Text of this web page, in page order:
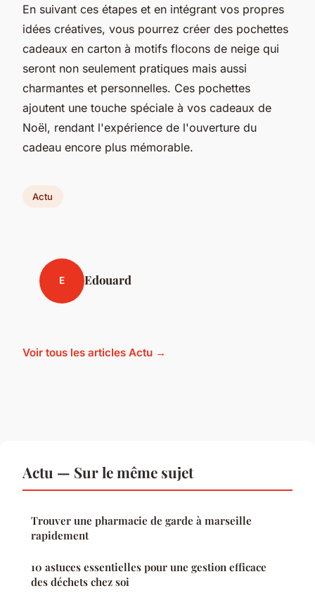
En suivant ces étapes et en intégrant vos propres
idées créatives, vous pourrez créer des pochettes
cadeaux en carton à motifs flocons de neige qui
seront non seulement pratiques mais aussi
charmantes et personnelles. Ces pochettes
ajoutent une touche spéciale à vos cadeaux de
Noël, rendant l'expérience de l'ouverture du
cadeau encore plus mémorable.
Actu
E Edouard
Voir tous les articles Actu →
Actu — Sur le même sujet
Trouver une pharmacie de garde à marseille
rapidement
10 astuces essentielles pour une gestion efficace
des déchets chez soi